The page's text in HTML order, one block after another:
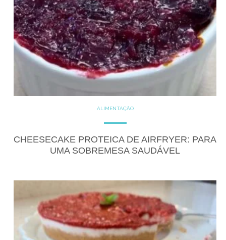
ALIMENTAÇÃO
DICAS DE ALIMENTAÇÃO
FITNESS
GLUTEN FREE
RECEITAS
RECEITAS DOCES
CHEESECAKE PROTEICA DE AIRFRYER: PARA
UMA SOBREMESA SAUDÁVEL